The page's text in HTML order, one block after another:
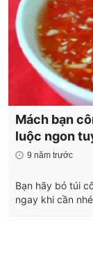
Mách bạn
luộc ngon
9 năm trước
Bạn hãy bỏ túi
ngay khi cần